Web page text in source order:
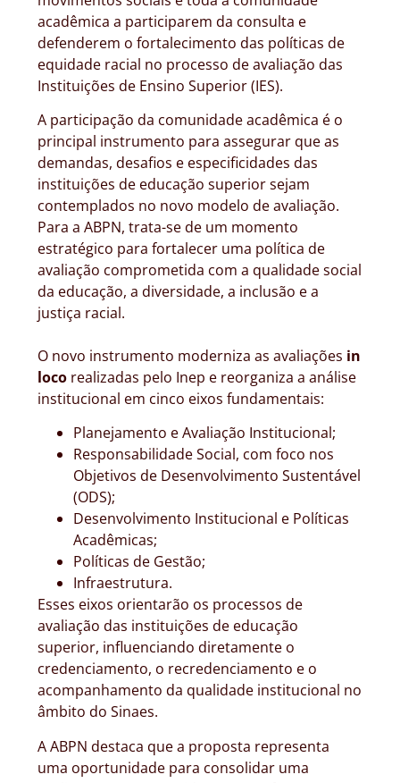
acadêmica a participarem da consulta e
defenderem o fortalecimento das políticas de
equidade racial no processo de avaliação das
Instituições de Ensino Superior (IES).
A participação da comunidade acadêmica é o
principal instrumento para assegurar que as
demandas, desafios e especificidades das
instituições de educação superior sejam
contemplados no novo modelo de avaliação.
Para a ABPN, trata-se de um momento
estratégico para fortalecer uma política de
avaliação comprometida com a qualidade social
da educação, a diversidade, a inclusão e a
justiça racial.
O novo instrumento moderniza as avaliações in
loco realizadas pelo Inep e reorganiza a análise
institucional em cinco eixos fundamentais:
Planejamento e Avaliação Institucional;
Responsabilidade Social, com foco nos
Objetivos de Desenvolvimento Sustentável
(ODS);
Desenvolvimento Institucional e Políticas
Acadêmicas;
Políticas de Gestão;
Infraestrutura.
Esses eixos orientarão os processos de
avaliação das instituições de educação
superior, influenciando diretamente o
credenciamento, o recredenciamento e o
acompanhamento da qualidade institucional no
âmbito do Sinaes.
A ABPN destaca que a proposta representa
uma oportunidade para consolidar uma